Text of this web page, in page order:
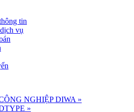
tin
vụ
NGHIỆP DIWA »
»